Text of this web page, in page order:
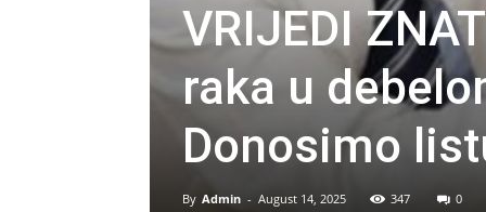
VRIJEDI
raka u
Donosimo
By Admin - August 14, 2025 347 0